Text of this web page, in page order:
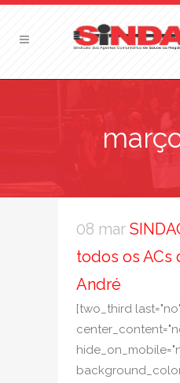
08 mar
todos os ACs
André
[two_third